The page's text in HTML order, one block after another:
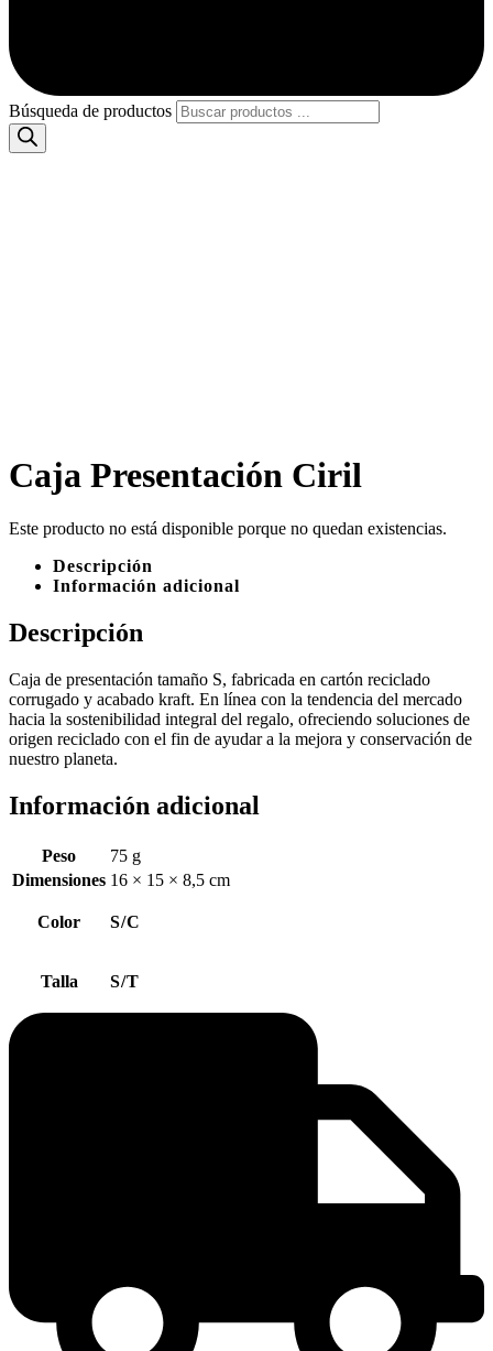
Búsqueda de productos
Caja Presentación Ciril
Este producto no está disponible porque no quedan existencias.
Descripción
Información adicional
Descripción
Caja de presentación tamaño S, fabricada en cartón reciclado
corrugado y acabado kraft. En línea con la tendencia del mercado
hacia la sostenibilidad integral del regalo, ofreciendo soluciones de
origen reciclado con el fin de ayudar a la mejora y conservación de
nuestro planeta.
Información adicional
Peso
75 g
Dimensiones 16 × 15 × 8,5 cm
Color S/C
Talla S/T